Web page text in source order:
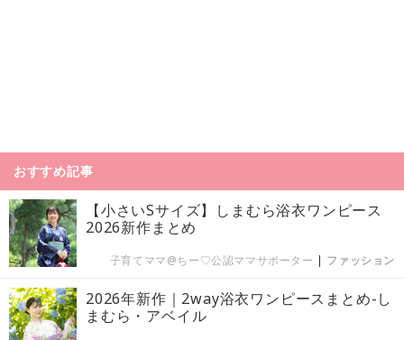
おすすめ記事
【小さいSサイズ】しまむら浴衣ワンピース
2026新作まとめ
子育てママ@ちー♡公認ママサポーター ファッション
2026年新作｜2way浴衣ワンピースまとめ-し
まむら・アベイル